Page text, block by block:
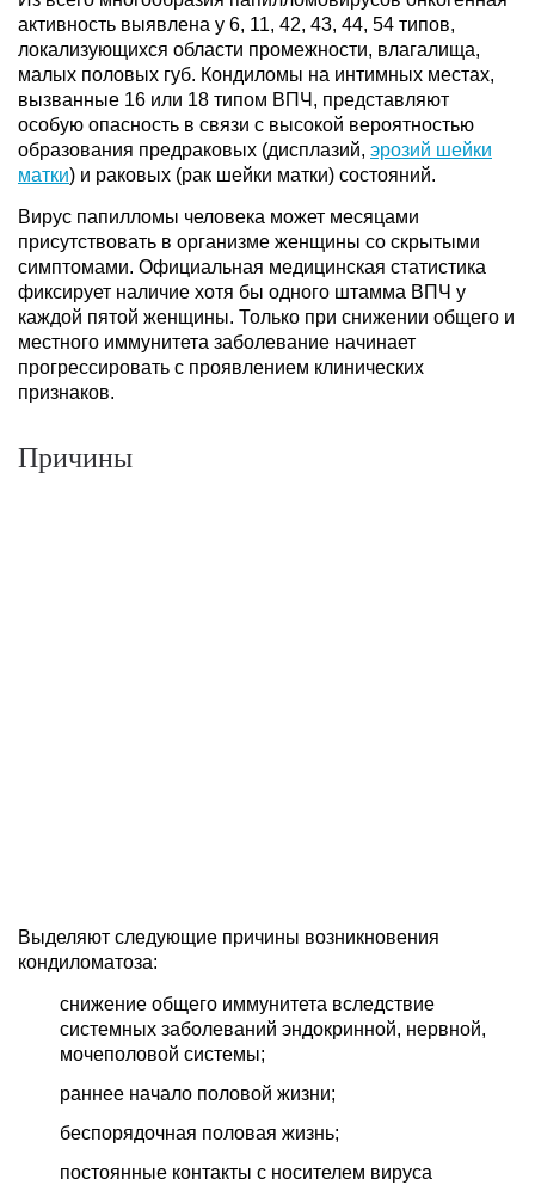
активность выявлена у 6, 11, 42, 43, 44, 54 типов,
локализующихся области промежности, влагалища,
малых половых губ. Кондиломы на интимных местах,
вызванные 16 или 18 типом ВПЧ, представляют
особую опасность в связи с высокой вероятностью
образования предраковых (дисплазий, эрозий шейки
матки) и раковых (рак шейки матки) состояний.
Вирус папилломы человека может месяцами
присутствовать в организме женщины со скрытыми
симптомами. Официальная медицинская статистика
фиксирует наличие хотя бы одного штамма ВПЧ у
каждой пятой женщины. Только при снижении общего и
местного иммунитета заболевание начинает
прогрессировать с проявлением клинических
признаков.
Причины
Выделяют следующие причины возникновения
кондиломатоза:
снижение общего иммунитета вследствие
системных заболеваний эндокринной, нервной,
мочеполовой системы;
раннее начало половой жизни;
беспорядочная половая жизнь;
постоянные контакты с носителем вируса